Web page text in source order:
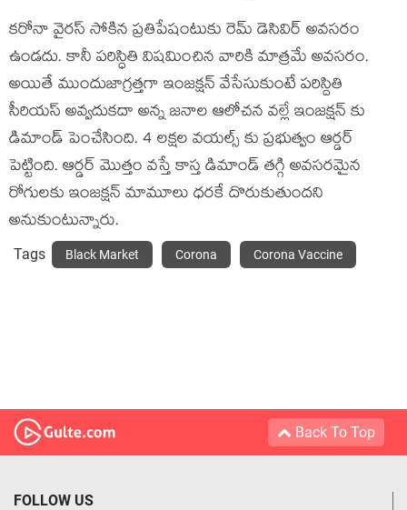
కరోనా వైరస్ సోకిన ప్రతిపేషంటుకు రెమ్ డెసివిర్ అవసరం
ఉండదు. కానీ పరిస్ధితి విషమించిన వారికి మాత్రమే అవసరం.
అయితే ముందుజాగ్రత్తగా ఇంజక్షన్ వేసేసుకుంటే పరిస్దితి
సీరియస్ అవ్వదుకదా అన్న జనాల ఆలోచన వల్లే ఇంజక్షన్ కు
డిమాండ్ పెంచేసింది. 4 లక్షల వయల్స్ కు ప్రభుత్వం ఆర్డర్
పెట్టింది. ఆర్డర్ మొత్తం వస్తే కాస్త డిమాండ్ తగ్గి అవసరమైన
రోగులకు ఇంజక్షన్ మామూలు ధరకే దొరుకుతుందని
అనుకుంటున్నారు.
Tags Black Market Corona Corona Vaccine
Back To Top
FOLLOW US